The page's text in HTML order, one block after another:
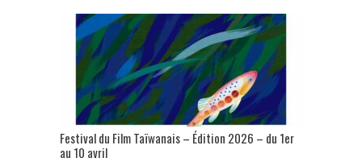
Festival du Film Taïwanais – Édition 2026 – du 1er
au 10 avril